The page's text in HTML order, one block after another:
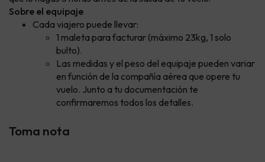
Sobre el equipaje
Cada viajero puede llevar:
1 maleta para facturar (máximo 23kg, 1 solo
bulto).
Las medidas y el peso del equipaje pueden variar
en función de la compañía aérea que opere tu
vuelo. Junto a tu documentación te
confirmaremos todos los detalles.
Toma nota